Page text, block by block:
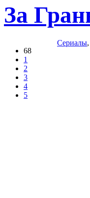
За
68
1
2
3
4
5
Сериалы,